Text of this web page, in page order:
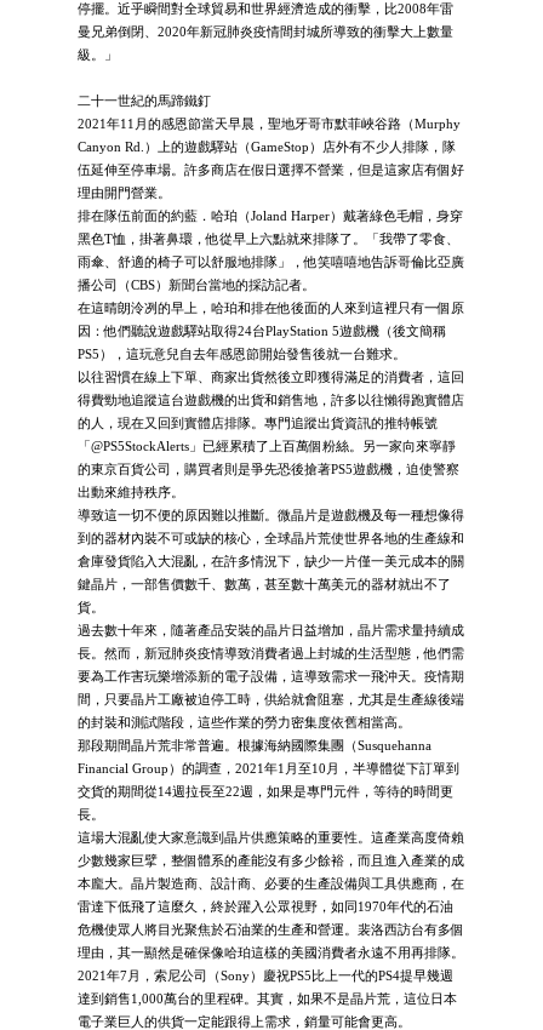
停擺。近乎瞬間對全球貿易和世界經濟造成的衝擊，比2008年雷
曼兄弟倒閉、2020年新冠肺炎疫情間封城所導致的衝擊大上數量
級。」
二十一世紀的馬蹄鐵釘
2021年11月的感恩節當天早晨，聖地牙哥市默菲峽谷路（Murphy
Canyon Rd.）上的遊戲驛站（GameStop）店外有不少人排隊，隊
伍延伸至停車場。許多商店在假日選擇不營業，但是這家店有個好
理由開門營業。
排在隊伍前面的約藍．哈珀（Joland Harper）戴著綠色毛帽，身穿
黑色T恤，掛著鼻環，他從早上六點就來排隊了。「我帶了零食、
雨傘、舒適的椅子可以舒服地排隊」，他笑嘻嘻地告訴哥倫比亞廣
播公司（CBS）新聞台當地的採訪記者。
在這晴朗泠冽的早上，哈珀和排在他後面的人來到這裡只有一個原
因：他們聽說遊戲驛站取得24台PlayStation 5遊戲機（後文簡稱
PS5），這玩意兒自去年感恩節開始發售後就一台難求。
以往習慣在線上下單、商家出貨然後立即獲得滿足的消費者，這回
得費勁地追蹤這台遊戲機的出貨和銷售地，許多以往懶得跑實體店
的人，現在又回到實體店排隊。專門追蹤出貨資訊的推特帳號
「@PS5StockAlerts」已經累積了上百萬個粉絲。另一家向來寧靜
的東京百貨公司，購買者則是爭先恐後搶著PS5遊戲機，迫使警察
出動來維持秩序。
導致這一切不便的原因難以推斷。微晶片是遊戲機及每一種想像得
到的器材內裝不可或缺的核心，全球晶片荒使世界各地的生產線和
倉庫發貨陷入大混亂，在許多情況下，缺少一片僅一美元成本的關
鍵晶片，一部售價數千、數萬，甚至數十萬美元的器材就出不了
貨。
過去數十年來，隨著產品安裝的晶片日益增加，晶片需求量持續成
長。然而，新冠肺炎疫情導致消費者過上封城的生活型態，他們需
要為工作害玩樂增添新的電子設備，這導致需求一飛沖天。疫情期
間，只要晶片工廠被迫停工時，供給就會阻塞，尤其是生產線後端
的封裝和測試階段，這些作業的勞力密集度依舊相當高。
那段期間晶片荒非常普遍。根據海納國際集團（Susquehanna
Financial Group）的調查，2021年1月至10月，半導體從下訂單到
交貨的期間從14週拉長至22週，如果是專門元件，等待的時間更
長。
這場大混亂使大家意識到晶片供應策略的重要性。這產業高度倚賴
少數幾家巨擘，整個體系的產能沒有多少餘裕，而且進入產業的成
本龐大。晶片製造商、設計商、必要的生產設備與工具供應商，在
雷達下低飛了這麼久，終於躍入公眾視野，如同1970年代的石油
危機使眾人將目光聚焦於石油業的生產和營運。裴洛西訪台有多個
理由，其一顯然是確保像哈珀這樣的美國消費者永遠不用再排隊。
2021年7月，索尼公司（Sony）慶祝PS5比上一代的PS4提早幾週
達到銷售1,000萬台的里程碑。其實，如果不是晶片荒，這位日本
電子業巨人的供貨一定能跟得上需求，銷量可能會更高。